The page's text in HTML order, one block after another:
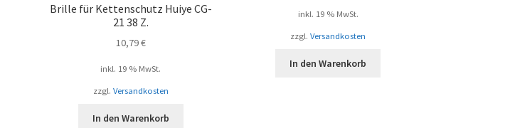
Brille für Kettenschutz Huiye CG-
21 38 Z.
10,79€
inkl. 19 % MwSt.
zzgl. Versandkosten
In den Warenkorb
inkl. 19 % MwSt.
zzgl.Versandkosten
In den Warenkorb